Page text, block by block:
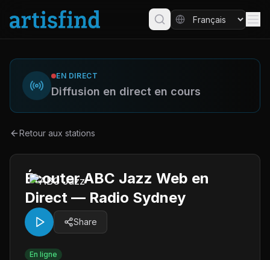
EN DIRECT
Diffusion en direct en cours
Retour aux stations
Écouter ABC Jazz Web en
Direct — Radio Sydney
Share
En ligne